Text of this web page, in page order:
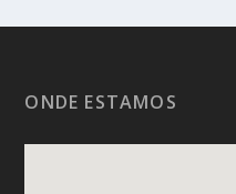
ONDE ESTAMOS